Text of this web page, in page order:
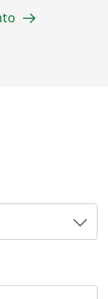
CLDF podem